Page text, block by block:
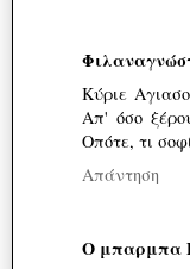
Κύριε
Απ' όσο
Οπότε, τι
Απάντηση
Ο μπαρμπα